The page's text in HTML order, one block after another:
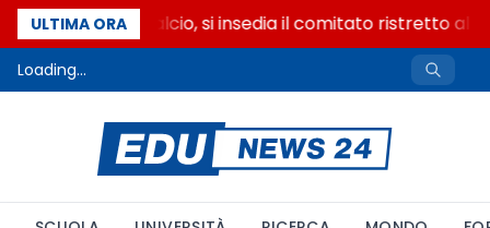
ULTIMA ORA
Riforma del calcio, si insedia il comitato ristretto al
Loading...